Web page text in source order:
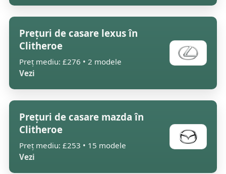
Prețuri de casare lexus în
Clitheroe
Preț mediu: £276 • 2 modele
Vezi
Prețuri de casare mazda în
Clitheroe
Preț mediu: £253 • 15 modele
Vezi